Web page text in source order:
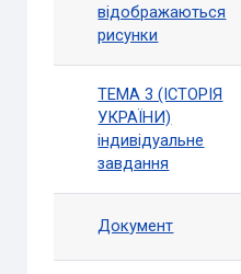
відображаються
рисунки
ТЕМА 3 (ІСТОРІЯ
УКРАЇНИ)
індивідуальне
завдання
Документ